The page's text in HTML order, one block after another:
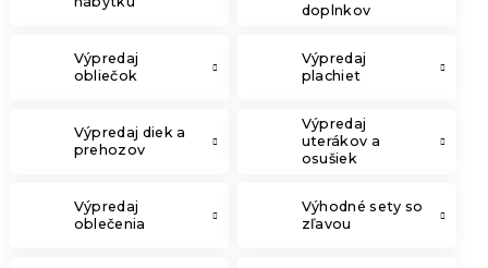
doplnkov
Výpredaj
obliečok
Výpredaj
plachiet
Výpredaj diek a
prehozov
Výpredaj
uterákov a
osušiek
Výpredaj
oblečenia
Výhodné sety so
zľavou